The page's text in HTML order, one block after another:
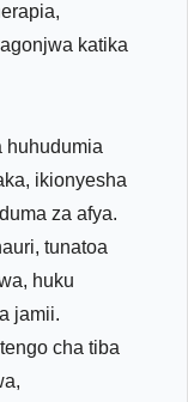
katika
huhudumia
ikionyesha
za afya.
tunatoa
huku
jamii.
cha tiba